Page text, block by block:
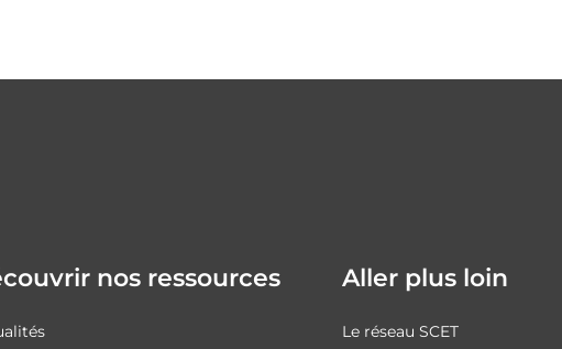
nos ressources Aller plus loin
Le réseau SCET